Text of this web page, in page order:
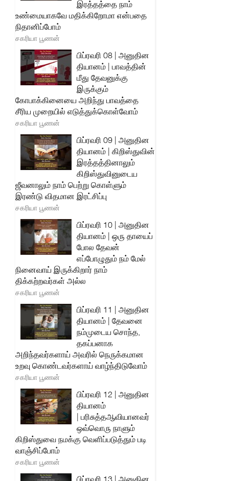
இரத்தத்தை நாம்
உண்மையாகவே மதிக்கிறோமா என்பதை
நிதானிப்போம்
சகரியா பூணன்
பிப்ரவரி 08 | அனுதின
தியானம் | பாவத்தின்
மீது தேவனுக்கு
இருக்கும்
கோபாக்கினையை அறிந்து பாவத்தை
சீரிய முறையில் எடுத்துக்கொள்வோம்
சகரியா பூணன்
பிப்ரவரி 09 | அனுதின
தியானம் | கிறிஸ்துவின்
இரத்தத்தினாலும்
கிறிஸ்துவினுடைய
ஜீவனாலும் நாம் பெற்று கொள்ளும்
இரண்டு விதமான இரட்சிப்பு
சகரியா பூணன்
பிப்ரவரி 10 | அனுதின
தியானம் | ஒரு தாயைப்
போல தேவன்
எப்போழுதும் நம் மேல்
நினைவாய் இருக்கிறார் நாம்
திக்கற்றவர்கள் அல்ல
சகரியா பூணன்
பிப்ரவரி 11 | அனுதின
தியானம் | தேவனை
நம்முடைய சொந்த,
தகப்பனாக
அறிந்தவர்களாய் அவரில் நெருக்கமான
உறவு கொண்டவர்களாய் வாழ்ந்திடுவோம்
சகரியா பூணன்
பிப்ரவரி 12 | அனுதின
தியானம்
| பரிசுத்தஆவியானவர்
ஒவ்வொரு நாளும்
கிறிஸ்துவை நமக்கு வெளிப்படுத்தும் படி
வாஞ்சிப்போம்
சகரியா பூணன்
பிப்ரவரி 13 | அனுதின